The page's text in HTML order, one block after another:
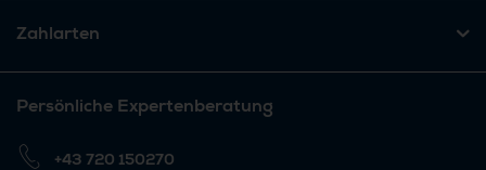
Zahlarten
Persönliche Expertenberatung
+43 720 150270